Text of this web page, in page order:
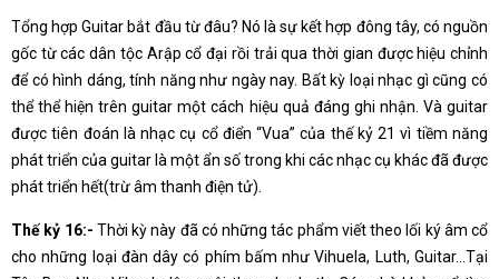
Tổng hợp Guitar bắt đầu từ đâu? Nó là sự kết hợp đông tây, có nguồn
gốc từ các dân tộc Arập cổ đại rồi trải qua thời gian được hiệu chỉnh
để có hình dáng, tính năng như ngày nay. Bất kỳ loại nhạc gì cũng có
thể thể hiện trên guitar một cách hiệu quả đáng ghi nhận. Và guitar
được tiên đoán là nhạc cụ cổ điển “Vua” của thế kỷ 21 vì tiềm năng
phát triển của guitar là một ẩn số trong khi các nhạc cụ khác đã được
phát triển hết(trừ âm thanh điện tử).
Thế kỷ 16:- Thời kỳ này đã có những tác phẩm viết theo lối ký âm cổ
cho những loại đàn dây có phím bấm như Vihuela, Luth, Guitar…Tại